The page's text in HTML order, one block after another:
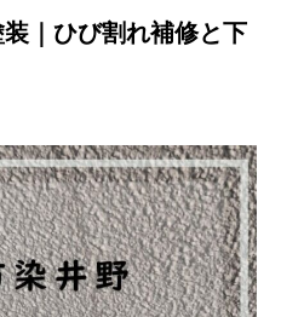
｜ひび割れ補修と下